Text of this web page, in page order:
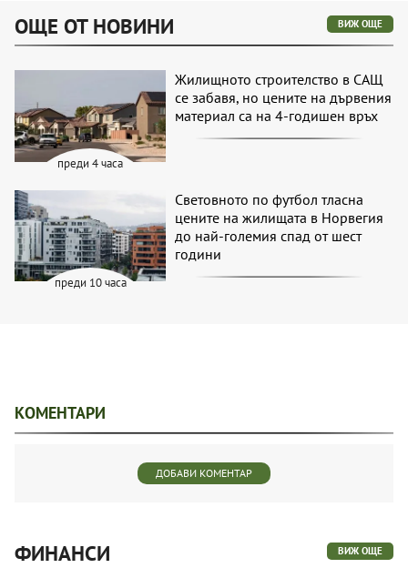
ОЩЕ ОТ НОВИНИ ВИЖ ОЩЕ
преди 4 часа
Жилищното строителство в САЩ
се забавя, но цените на дървения
материал са на 4-годишен връх
преди 10 часа
Световното по футбол тласна
цените на жилищата в Норвегия
до най-големия спад от шест
години
КОМЕНТАРИ
ДОБАВИ КОМЕНТАР
ФИНАНСИ ВИЖ ОЩЕ